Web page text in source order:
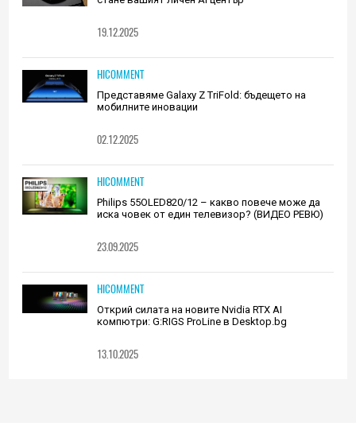
19.12.2025
HICOMMENT
Представяме Galaxy Z TriFold: бъдещето на
мобилните иновации
02.12.2025
HICOMMENT
Philips 55OLED820/12 – какво повече може да
иска човек от един телевизор? (ВИДЕО РЕВЮ)
23.09.2025
HICOMMENT
Открий силата на новите Nvidia RTX AI
компютри: G:RIGS ProLine в Desktop.bg
13.10.2025